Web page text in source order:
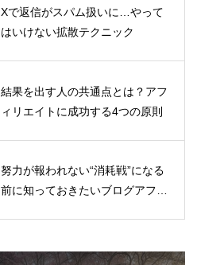
Xで返信がスパム扱いに…やって
はいけない拡散テクニック
結果を出す人の共通点とは？アフ
ィリエイトに成功する4つの原則
努力が報われない“消耗戦”になる
前に知っておきたいブログアフィ